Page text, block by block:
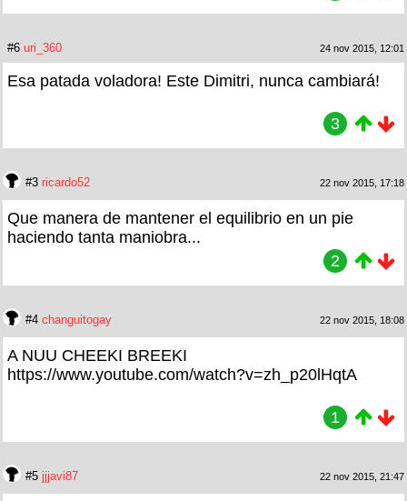
#6 uri_360 24 nov 2015, 12:01
Esa patada voladora! Este Dimitri, nunca cambiará!
3
#3 ricardo52 22 nov 2015, 17:18
Que manera de mantener el equilibrio en un pie
haciendo tanta maniobra...
2
#4 changuitogay 22 nov 2015, 18:08
A NUU CHEEKI BREEKI
https://www.youtube.com/watch?v=zh_p20lHqtA
1
#5 jjjavi87 22 nov 2015, 21:47